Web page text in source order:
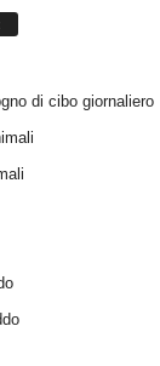
di cibo giornaliero